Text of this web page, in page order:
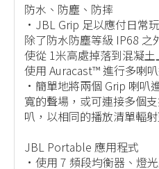
防水、防塵、防摔
•JBL Grip 足以應付日常
除了防水防塵等級 IP68 之
使從 1米高處掉落到混凝土
使用 Auracast™ 進行多喇
•簡單地將兩個 Grip 喇叭
寬的聲場，或可連接多個
叭，以相同的播放清單輻
JBL Portable 應用程式
•使用 7 頻段均衡器、燈